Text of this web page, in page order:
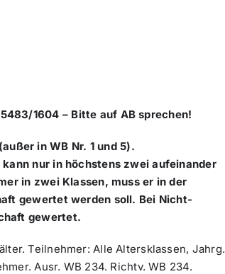
1604 – Bitte auf AB sprechen!
in WB Nr. 1 und 5).
nur in höchstens zwei aufeinander
in zwei Klassen, muss er in der
gewertet werden soll. Bei Nicht-
gewertet.
Teilnehmer: Alle Altersklassen, Jahrg.
Ausr. WB 234. Richtv. WB 234.